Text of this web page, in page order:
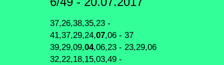
37,26,38,35,23 -
41,37,29,24,07,06 - 37
39,29,09,04,06,23 - 23,29,06
32,22,18,15,03,49 -